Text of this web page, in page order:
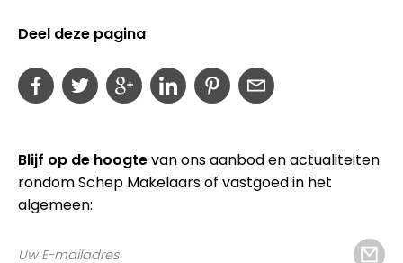
Deel deze pagina
Blijf op de hoogtevan ons aanbod en actualiteiten
rondom Schep Makelaars of vastgoed in het
algemeen: